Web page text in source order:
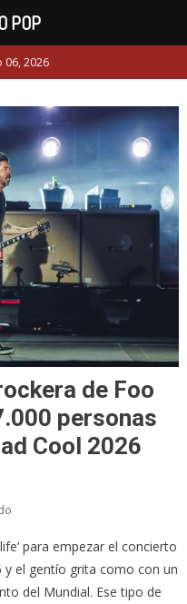
06, 2026
de Foo
personas
Cool 2026
para empezar el concierto
el gentío grita como con un
del Mundial. Ese tipo de
POP